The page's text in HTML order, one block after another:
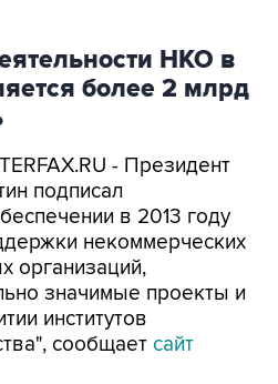
НКО в
более 2 млрд
- Президент
подписал
в 2013 году
некоммерческих
организаций,
значимые проекты и
институтов
сообщает сайт